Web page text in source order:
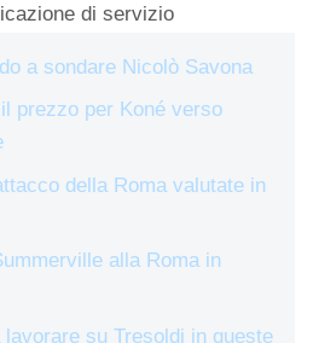
di servizio
a sondare Nicolò Savona
prezzo per Koné verso
della Roma valutate in
alla Roma in
su Tresoldi in queste